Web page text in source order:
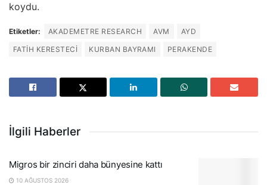
koydu.
Etiketler: AKADEMETRE RESEARCH AVM
AYD
FATIH KERESTECI
KURBAN BAYRAMI PERAKENDE
İlgili Haberler
Migros bir zinciri daha bünyesine kattı
10 AĞUSTOS 2026